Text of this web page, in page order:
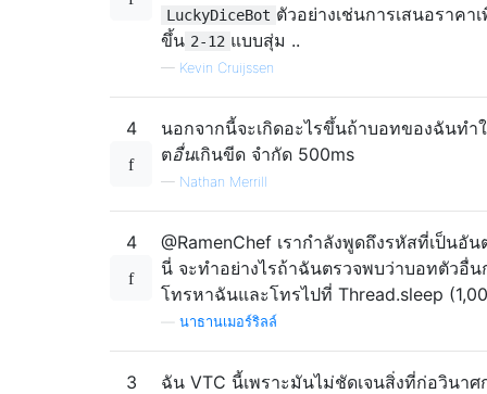
LuckyDiceBot ตัวอย่างเช่นการเสนอราคา
ขึ้น 2-12 แบบสุ่ม ..
— Kevin Cruijssen
4
นอกจากนี้จะเกิดอะไรขึ้นถ้าบอทของฉันทำ
ตอื่นเกินขีด จำกัด 500ms
— Nathan Merrill
4
@RamenChef เรากำลังพูดถึงรหัสที่เป็นอัน
นี่ จะทำอย่างไรถ้าฉันตรวจพบว่าบอทตัวอื่น
โทรหาฉันและโทรไปที่ Thread.sleep
นาธานเมอร์ริลล์
3
ฉัน VTC นี้เพราะมันไม่ชัดเจนสิ่งที่ก่อวินาศ